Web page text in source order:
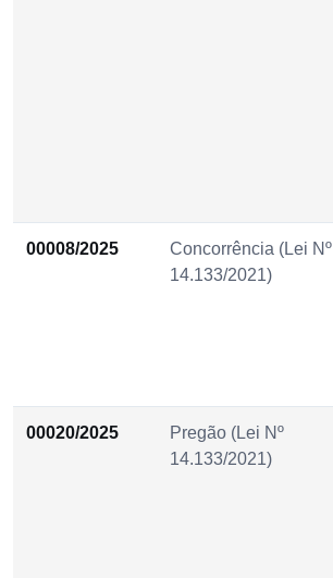
00008/2025
Concorrência (Lei Nº
14.133/2021)
00020/2025
Pregão (Lei Nº
14.133/2021)